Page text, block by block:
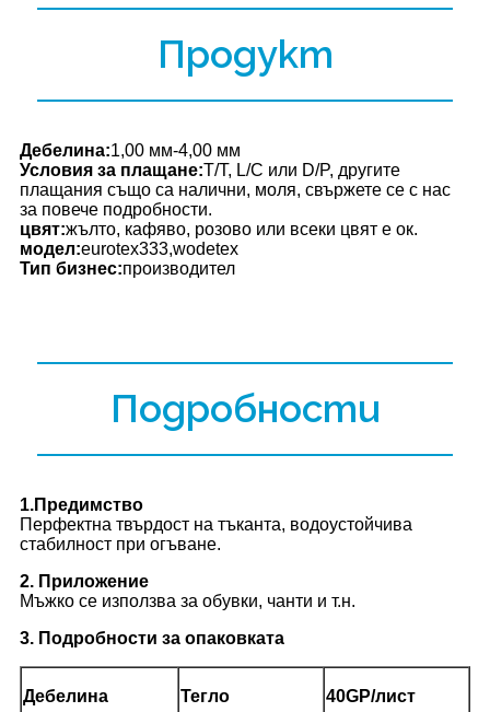
Продукт
Дебелина:1,00 мм-4,00 мм
Условия за плащане:T/T, L/C или D/P, другите
плащания също са налични, моля, свържете се с нас
за повече подробности.
цвят:жълто, кафяво, розово или всеки цвят е ок.
модел:eurotex333,wodetex
Тип бизнес:производител
Подробности
1.Предимство
Перфектна твърдост на тъканта, водоустойчива
стабилност при огъване.
2. Приложение
Мъжко се използва за обувки, чанти и т.н.
3. Подробности за опаковката
Дебелина Тегло 40GP/лист